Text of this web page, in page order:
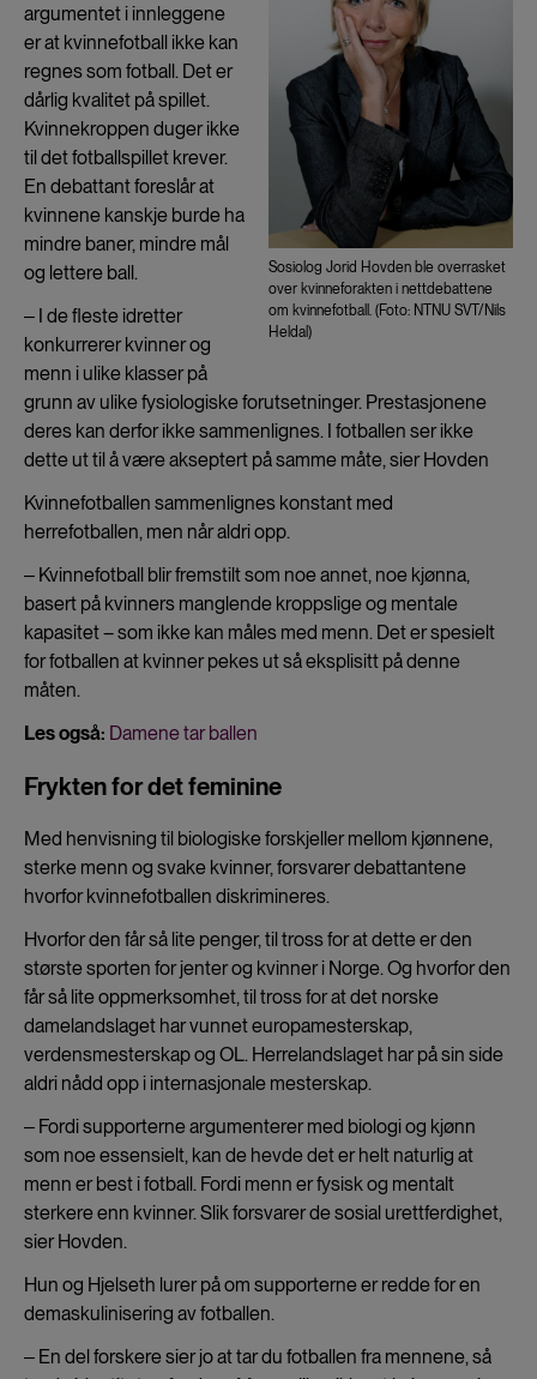
Sosiolog Jorid Hovden ble overrasket
over kvinneforakten i nettdebattene
om kvinnefotball. (Foto: NTNU SVT/Nils
Heldal)
argumentet i innleggene
er at kvinnefotball ikke kan
regnes som fotball. Det er
dårlig kvalitet på spillet.
Kvinnekroppen duger ikke
til det fotballspillet krever.
En debattant foreslår at
kvinnene kanskje burde ha
mindre baner, mindre mål
og lettere ball.
‒ I de fleste idretter
konkurrerer kvinner og
menn i ulike klasser på
grunn av ulike fysiologiske forutsetninger. Prestasjonene
deres kan derfor ikke sammenlignes. I fotballen ser ikke
dette ut til å være akseptert på samme måte, sier Hovden
Kvinnefotballen sammenlignes konstant med
herrefotballen, men når aldri opp.
‒ Kvinnefotball blir fremstilt som noe annet, noe kjønna,
basert på kvinners manglende kroppslige og mentale
kapasitet – som ikke kan måles med menn. Det er spesielt
for fotballen at kvinner pekes ut så eksplisitt på denne
måten.
Les også: Damene tar ballen
Frykten for det feminine
Med henvisning til biologiske forskjeller mellom kjønnene,
sterke menn og svake kvinner, forsvarer debattantene
hvorfor kvinnefotballen diskrimineres.
Hvorfor den får så lite penger, til tross for at dette er den
største sporten for jenter og kvinner i Norge. Og hvorfor den
får så lite oppmerksomhet, til tross for at det norske
damelandslaget har vunnet europamesterskap,
verdensmesterskap og OL. Herrelandslaget har på sin side
aldri nådd opp i internasjonale mesterskap.
‒ Fordi supporterne argumenterer med biologi og kjønn
som noe essensielt, kan de hevde det er helt naturlig at
menn er best i fotball. Fordi menn er fysisk og mentalt
sterkere enn kvinner. Slik forsvarer de sosial urettferdighet,
sier Hovden.
Hun og Hjelseth lurer på om supporterne er redde for en
demaskulinisering av fotballen.
‒ En del forskere sier jo at tar du fotballen fra mennene, så